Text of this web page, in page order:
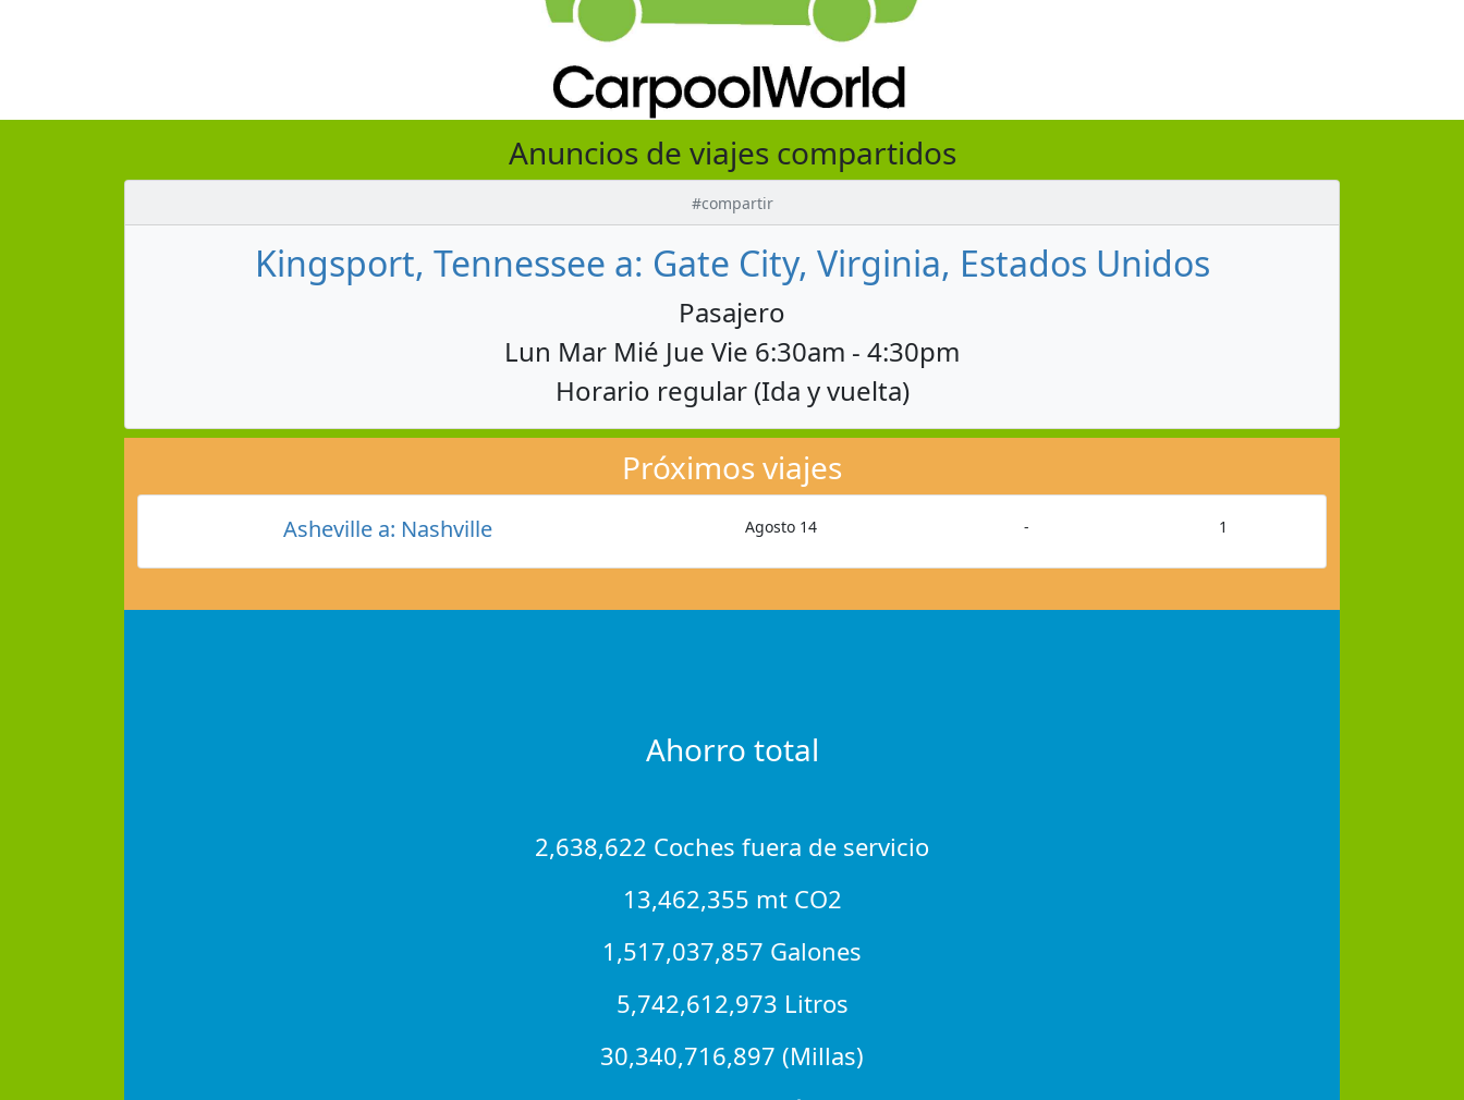
Anuncios de viajes compartidos
#compartir
Kingsport, Tennessee a: Gate City, Virginia, Estados Unidos
Pasajero
Lun Mar Mié Jue Vie 6:30am - 4:30pm
Horario regular (Ida y vuelta)
Próximos viajes
Asheville a: Nashville Agosto 14 - 1
Ahorro total
2,638,622 Coches fuera de servicio
13,462,355 mt CO2
1,517,037,857 Galones
5,742,612,973 Litros
30,340,716,897 (Millas)